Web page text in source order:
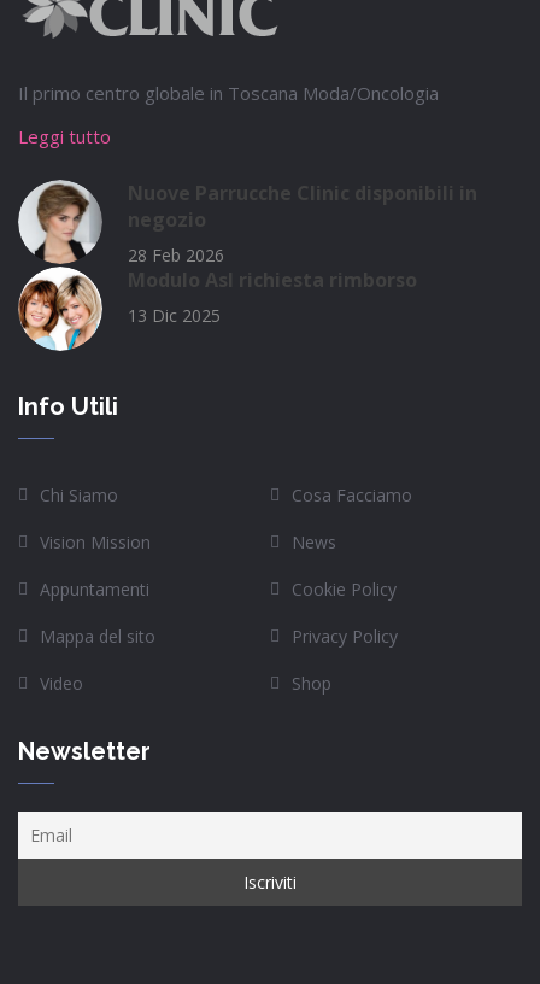
Il primo centro globale in Toscana Moda/Oncologia
Leggi tutto
Nuove Parrucche Clinic disponibili in
negozio
28 Feb 2026
Modulo Asl richiesta rimborso
13 Dic 2025
Info Utili
Chi Siamo Cosa Facciamo
Vision Mission News
Appuntamenti Cookie Policy
Mappa del sito Privacy Policy
Video Shop
Newsletter